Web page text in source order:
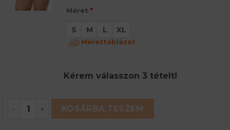
Méret*
S M L XL
Mérettáblázat
Kérem válasszon 3 tételt!
COMFORT WOOL Női merinó gyapjú hipster
KOSÁRBA TESZEM